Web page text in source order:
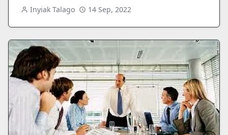
Inyiak Talago 14 Sep, 2022